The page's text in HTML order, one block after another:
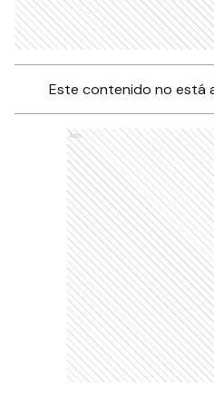
Este contenido no está
Ads